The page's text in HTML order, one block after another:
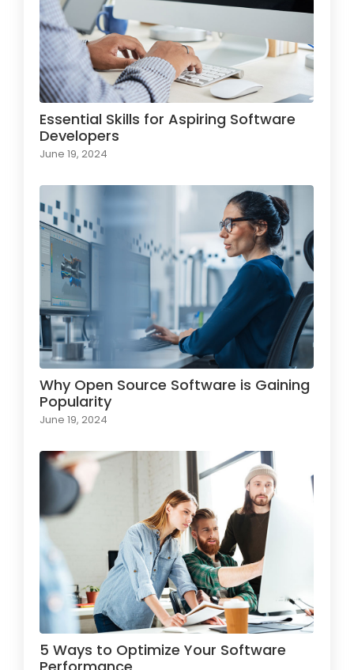
Essential Skills for Aspiring Software
Developers
June 19, 2024
Why Open Source Software is Gaining
Popularity
June 19, 2024
5 Ways to Optimize Your Software